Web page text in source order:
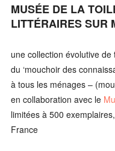
MUSÉE DE LA
LITTÉRAIRES SUR
une collection évolutive
du ‘mouchoir des
à tous les ménages –
en collaboration avec le
limitées à 500
France